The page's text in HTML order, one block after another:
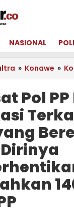
NASIONAL
» Konawe »
Pol